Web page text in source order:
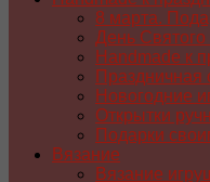
8 марта.
День
Handmade к
Праздничная
Новогодние
Открытки
Подарки
Вязание
Вязание